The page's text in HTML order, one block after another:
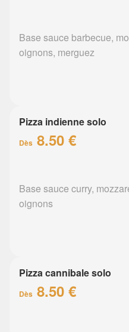
Base sauce barbecue,
oignons, merguez
Pizza indienne solo
Dès 8.50 €
Base sauce curry,
oignons
Pizza cannibale solo
Dès 8.50 €